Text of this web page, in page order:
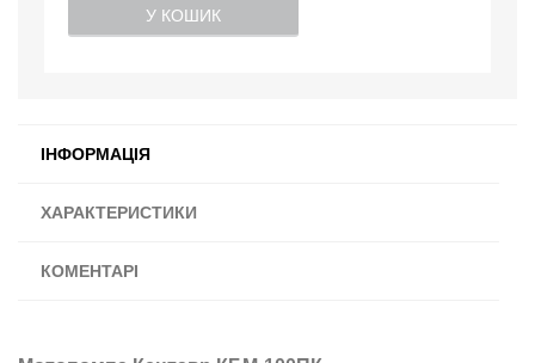
У КОШИК
ІНФОРМАЦІЯ
ХАРАКТЕРИСТИКИ
КОМЕНТАРІ